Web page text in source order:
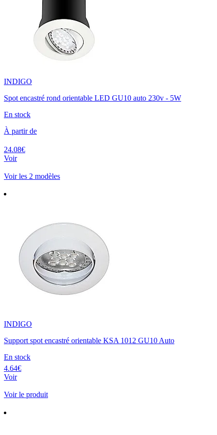
INDIGO
Spot encastré rond orientable LED GU10 auto 230v - 5W
En stock
À partir de
24.08€
Voir
Voir les 2 modèles
INDIGO
Support spot encastré orientable KSA 1012 GU10 Auto
En stock
4.64€
Voir
Voir le produit